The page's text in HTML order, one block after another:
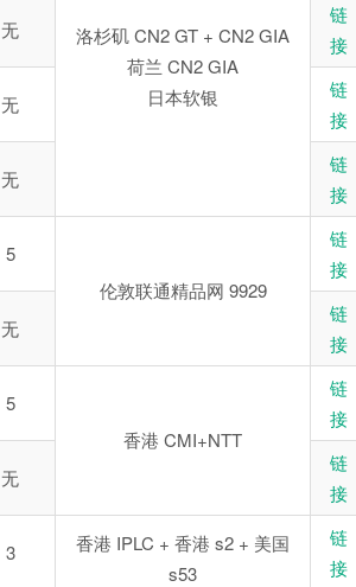
洛杉矶 CN2 GT + CN2 GIA
荷兰 CN2 GIA
日本软银
无
链
接
无
链
接
无
链
接
5
伦敦联通精品网 9929
链
接
无
链
接
5
香港 CMI+NTT
链
接
无
链
接
3
香港 IPLC + 香港 s2 + 美国
s53
链
接